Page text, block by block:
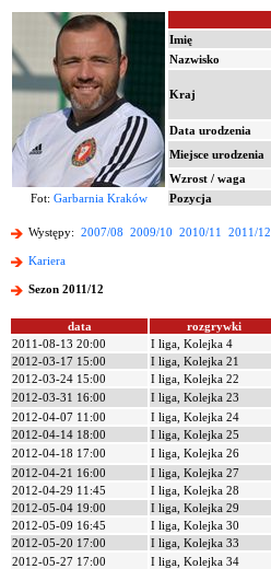
Imię
Nazwisko
Kraj
Data urodzenia
Miejsce urodzenia
Wzrost / waga
Fot: Garbarnia Kraków Pozycja
Występy: 2007/08 2009/10 2010/11 2011/12
Kariera
Sezon 2011/12
data rozgrywki
2011-08-13 20:00
I liga, Kolejka 4
2012-03-17 15:00
I liga, Kolejka 21
2012-03-24 15:00
I liga, Kolejka 22
2012-03-31 16:00
I liga, Kolejka 23
2012-04-07 11:00
I liga, Kolejka 24
2012-04-14 18:00
I liga, Kolejka 25
2012-04-18 17:00
I liga, Kolejka 26
2012-04-21 16:00
I liga, Kolejka 27
2012-04-29 11:45
I liga, Kolejka 28
2012-05-04 19:00
I liga, Kolejka 29
2012-05-09 16:45
I liga, Kolejka 30
2012-05-20 17:00
I liga, Kolejka 33
2012-05-27 17:00
I liga, Kolejka 34